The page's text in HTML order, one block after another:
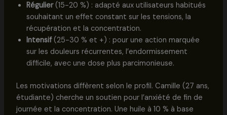
Régulier(15-20 %) : adapté aux utilisateurs habitués
souhaitant un effet constant sur les tensions, la
récupération et la concentration.
Intensif(25-30 % et +) : pour une action marquée
sur les douleurs récurrentes, l’endormissement
difficile, avec une dose plus parcimonieuse.
Les motivations diffèrent selon le profil. Camille (27 ans,
étudiante) cherche un soutien pour l’anxiété de fin de
journée et la concentration. Une huile à 10 % à base